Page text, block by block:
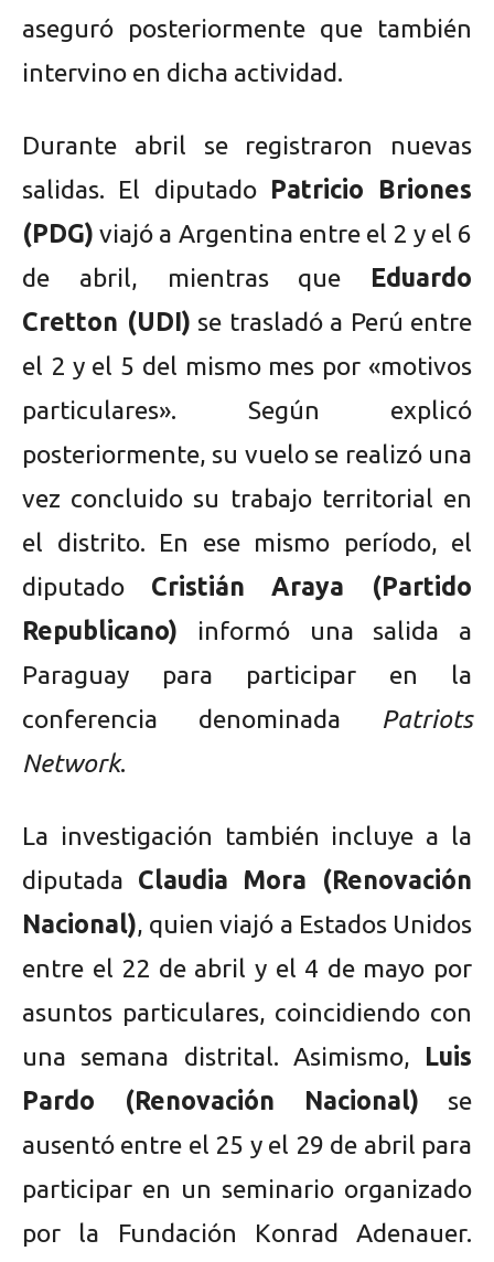
aseguró posteriormente que también
intervino en dicha actividad.
Durante abril se registraron nuevas
salidas. El diputado Patricio Briones
(PDG) viajó a Argentina entre el 2 y el 6
de abril, mientras que
Eduardo
Cretton (UDI) se trasladó a Perú entre
el 2 y el 5 del mismo mes por «motivos
particulares». Según explicó
posteriormente, su vuelo se realizó una
vez concluido su trabajo territorial en
el distrito. En ese mismo período, el
diputado Cristián Araya (Partido
Republicano) informó una salida a
Paraguay para participar en la
conferencia denominada Patriots
Network.
La investigación también incluye a la
diputada Claudia Mora (Renovación
Nacional), quien viajó a Estados Unidos
entre el 22 de abril y el 4 de mayo por
asuntos particulares, coincidiendo con
una semana distrital. Asimismo,
Luis
Pardo (Renovación Nacional) se
ausentó entre el 25 y el 29 de abril para
participar en un seminario organizado
por la Fundación Konrad Adenauer.